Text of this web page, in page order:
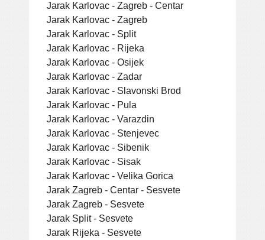
Jarak Karlovac - Zagreb - Centar
Jarak Karlovac - Zagreb
Jarak Karlovac - Split
Jarak Karlovac - Rijeka
Jarak Karlovac - Osijek
Jarak Karlovac - Zadar
Jarak Karlovac - Slavonski Brod
Jarak Karlovac - Pula
Jarak Karlovac - Varazdin
Jarak Karlovac - Stenjevec
Jarak Karlovac - Sibenik
Jarak Karlovac - Sisak
Jarak Karlovac - Velika Gorica
Jarak Zagreb - Centar - Sesvete
Jarak Zagreb - Sesvete
Jarak Split - Sesvete
Jarak Rijeka - Sesvete